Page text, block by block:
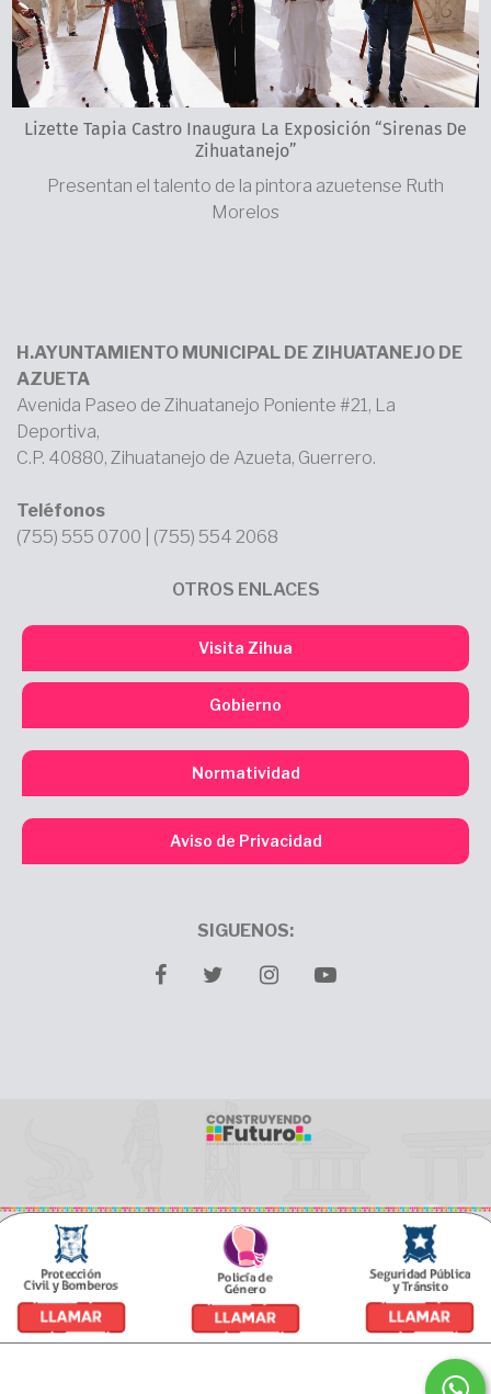
Lizette Tapia Castro Inaugura La Exposición “Sirenas De
Zihuatanejo”
Presentan el talento de la pintora azuetense Ruth
Morelos
H.AYUNTAMIENTO MUNICIPAL DE ZIHUATANEJO DE
AZUETA
Avenida Paseo de Zihuatanejo Poniente #21, La
Deportiva,
C.P. 40880, Zihuatanejo de Azueta, Guerrero.
Teléfonos
(755) 555 0700 | (755) 554 2068
OTROS ENLACES
Visita Zihua
Gobierno
Normatividad
Aviso de Privacidad
SIGUENOS:
facebooktwitterInstagramyoutube